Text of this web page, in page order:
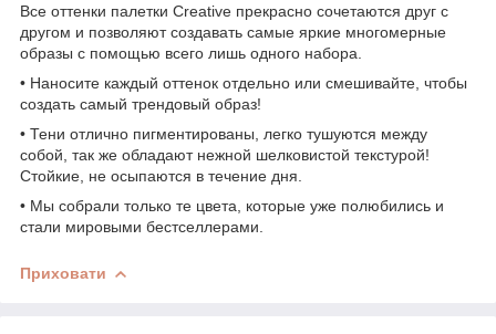
Все оттенки палетки Creative прекрасно сочетаются друг с
другом и позволяют создавать самые яркие многомерные
образы с помощью всего лишь одного набора.
• Наносите каждый оттенок отдельно или смешивайте, чтобы
создать самый трендовый образ!
• Тени отлично пигментированы, легко тушуются между
собой, так же обладают нежной шелковистой текстурой!
Стойкие, не осыпаются в течение дня.
• Мы собрали только те цвета, которые уже полюбились и
стали мировыми бестселлерами.
Приховати